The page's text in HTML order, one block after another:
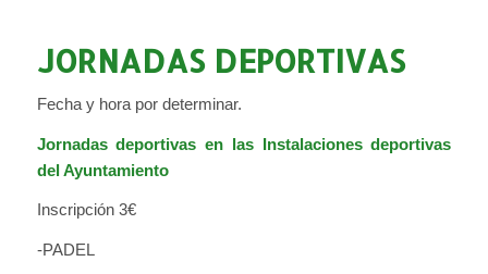
JORNADAS DEPORTIVAS
Fecha y hora por determinar.
Jornadas deportivas en las Instalaciones deportivas
del Ayuntamiento
Inscripción 3€
-PADEL